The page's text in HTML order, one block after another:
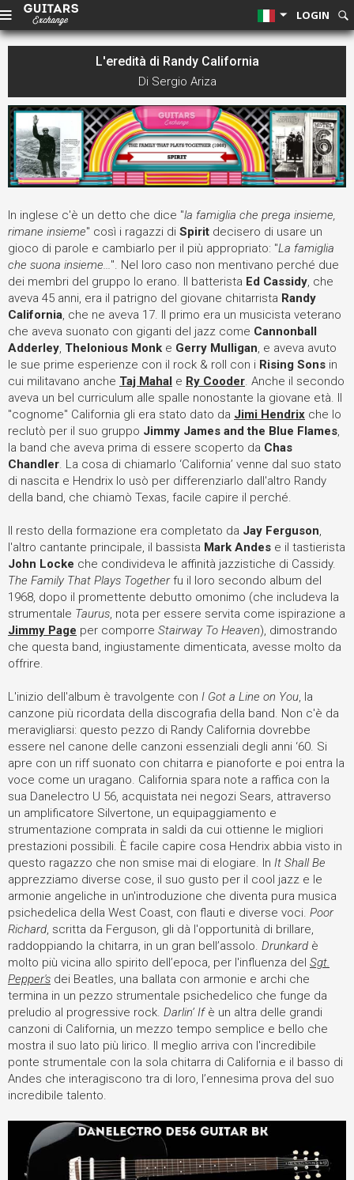
LOGIN
L'eredità di Randy California
Di Sergio Ariza
In inglese c'è un detto che dice "la famiglia che prega insieme,
rimane insieme" così i ragazzi di Spirit decisero di usare un
gioco di parole e cambiarlo per il più appropriato: "La famiglia
che suona insieme...". Nel loro caso non mentivano perché due
dei membri del gruppo lo erano. Il batterista Ed Cassidy, che
aveva 45 anni, era il patrigno del giovane chitarrista Randy
California, che ne aveva 17. Il primo era un musicista veterano
che aveva suonato con giganti del jazz come Cannonball
Adderley, Thelonious Monk e Gerry Mulligan, e aveva avuto
le sue prime esperienze con il rock & roll con i Rising Sons in
cui militavano anche Taj Mahal e Ry Cooder. Anche il secondo
aveva un bel curriculum alle spalle nonostante la giovane età. Il
"cognome" California gli era stato dato da Jimi Hendrix che lo
reclutò per il suo gruppo Jimmy James and the Blue Flames,
la band che aveva prima di essere scoperto da Chas
Chandler. La cosa di chiamarlo ‘California’ venne dal suo stato
di nascita e Hendrix lo usò per differenziarlo dall'altro Randy
della band, che chiamò Texas, facile capire il perché.
Il resto della formazione era completato da Jay Ferguson,
l'altro cantante principale, il bassista Mark Andes e il tastierista
John Locke che condivideva le affinità jazzistiche di Cassidy.
The Family That Plays Togetherfu il loro secondo album del
1968, dopo il promettente debutto omonimo (che includeva la
strumentale Taurus, nota per essere servita come ispirazione a
Jimmy Page per comporre Stairway To Heaven), dimostrando
che questa band, ingiustamente dimenticata, avesse molto da
offrire.
L'inizio dell'album è travolgente con I Got a Line on You, la
canzone più ricordata della discografia della band. Non c'è da
meravigliarsi: questo pezzo di Randy California dovrebbe
essere nel canone delle canzoni essenziali degli anni ‘60. Si
apre con un riff suonato con chitarra e pianoforte e poi entra la
voce come un uragano. California spara note a raffica con la
sua Danelectro U 56, acquistata nei negozi Sears, attraverso
un amplificatore Silvertone, un equipaggiamento e
strumentazione comprata in saldi da cui ottienne le migliori
prestazioni possibili. È facile capire cosa Hendrix abbia visto in
questo ragazzo che non smise mai di elogiare. In It Shall Be
apprezziamo diverse cose, il suo gusto per il cool jazz e le
armonie angeliche in un'introduzione che diventa pura musica
psichedelica della West Coast, con flauti e diverse voci. Poor
Richard, scritta da Ferguson, gli dà l'opportunità di brillare,
raddoppiando la chitarra, in un gran bell’assolo. Drunkard è
molto più vicina allo spirito dell’epoca, per l'influenza del Sgt.
Pepper's dei Beatles, una ballata con armonie e archi che
termina in un pezzo strumentale psichedelico che funge da
preludio al progressive rock. Darlin’ Ifè un altra delle grandi
canzoni di California, un mezzo tempo semplice e bello che
mostra il suo lato più lirico. Il meglio arriva con l'incredibile
ponte strumentale con la sola chitarra di California e il basso di
Andes che interagiscono tra di loro, l’ennesima prova del suo
incredibile talento.